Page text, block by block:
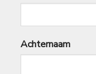
Achternaam